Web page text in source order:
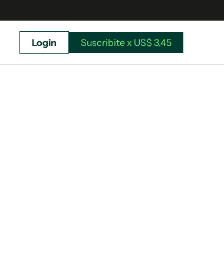
Login Suscribite x US$ 3,45